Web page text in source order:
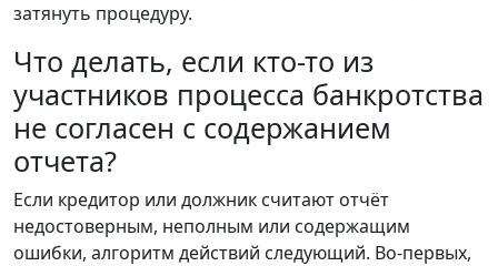
затянуть процедуру.
Что делать, если кто-то из
участников процесса банкротства
не согласен с содержанием
отчета?
Если кредитор или должник считают отчёт
недостоверным, неполным или содержащим
ошибки, алгоритм действий следующий. Во-первых,